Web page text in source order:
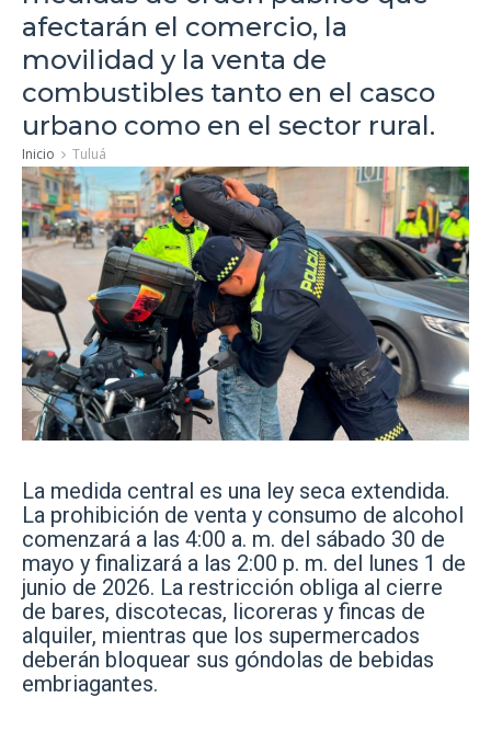
afectarán el comercio, la
movilidad y la venta de
combustibles tanto en el casco
urbano como en el sector rural.
Inicio Tuluá
La medida central es una ley seca extendida.
La prohibición de venta y consumo de alcohol
comenzará a las 4:00 a. m. del sábado 30 de
mayo y finalizará a las 2:00 p. m. del lunes 1 de
junio de 2026. La restricción obliga al cierre
de bares, discotecas, licoreras y fincas de
alquiler, mientras que los supermercados
deberán bloquear sus góndolas de bebidas
embriagantes.